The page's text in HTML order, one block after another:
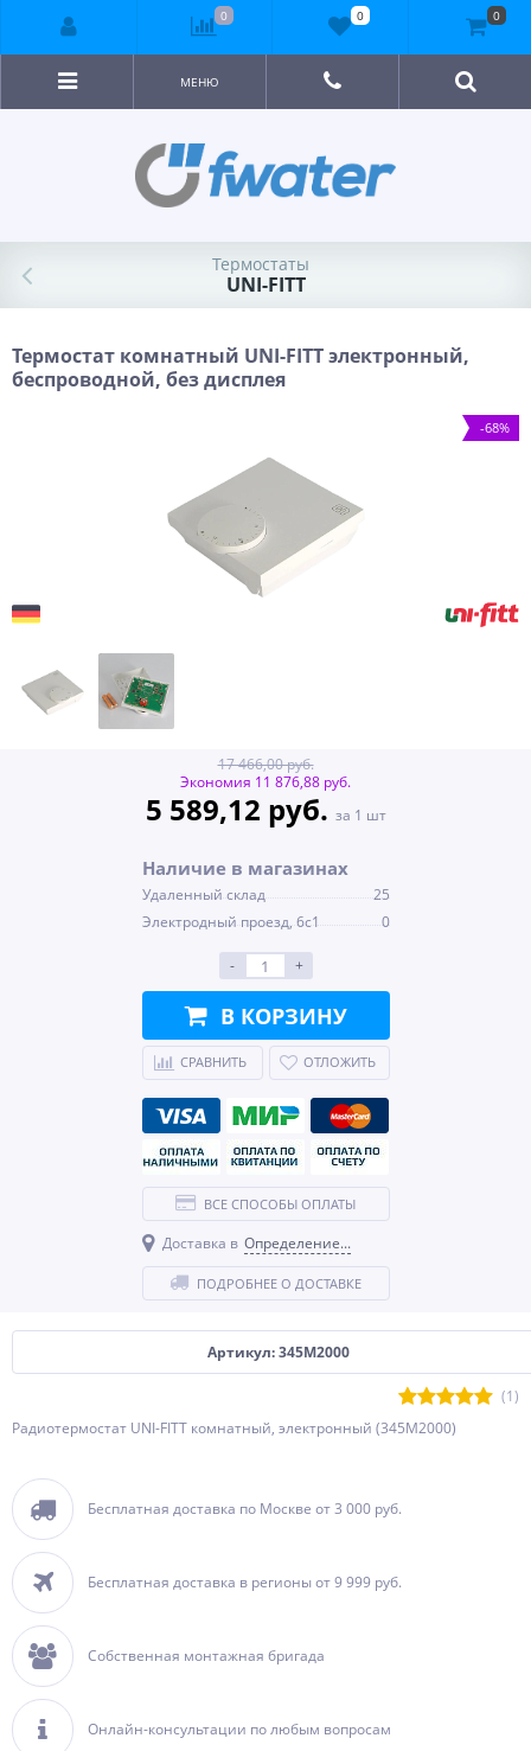
МЕНЮ
Термостаты
UNI-FITT
Термостат комнатный UNI-FITT электронный,
беспроводной, без дисплея
-68%
Артикул: 345M2000
(1)
Радиотермостат UNI-FITT комнатный, электронный (345M2000)
Бесплатная доставка по Москве от 3 000 руб.
Бесплатная доставка в регионы от 9 999 руб.
Собственная монтажная бригада
Онлайн-консультации по любым вопросам
17 466,00 руб.
Экономия 11 876,88 руб.
5 589,12 руб. за 1 шт
Наличие в магазинах
Удаленный склад
25
Электродный проезд, 6с1
0
- +
В КОРЗИНУ
СРАВНИТЬ ОТЛОЖИТЬ
ВСЕ СПОСОБЫ ОПЛАТЫ
Доставка в Определение...
ПОДРОБНЕЕ О ДОСТАВКЕ
0 0 0